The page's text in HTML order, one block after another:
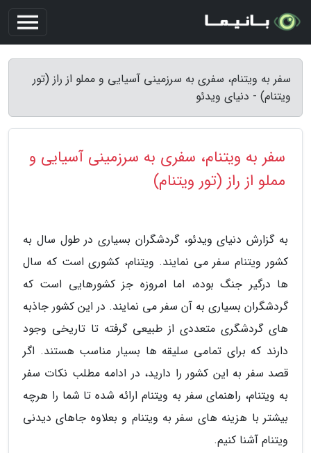
سفر به ویتنام، سفری به سرزمینی آسیایی و مملو از راز (تور
ویتنام) - دنیای ویدئو
سفر به ویتنام، سفری به سرزمینی آسیایی و
مملو از راز (تور ویتنام)
به گزارش دنیای ویدئو، گردشگران بسیاری در طول سال به
کشور ویتنام سفر می نمایند. ویتنام، کشوری است که سال
ها درگیر جنگ بوده، اما امروزه جز کشورهایی است که
گردشگران بسیاری به آن سفر می نمایند. در این کشور جاذبه
های گردشگری متعددی از طبیعی گرفته تا تاریخی وجود
دارند که برای تمامی سلیقه ها بسیار مناسب هستند. اگر
قصد سفر به این کشور را دارید، در ادامه مطلب نکات سفر
به ویتنام، راهنمای سفر به ویتنام ارائه شده تا شما را هرچه
بیشتر با هزینه های سفر به ویتنام و بعلاوه جاهای دیدنی
ویتنام آشنا کنیم.